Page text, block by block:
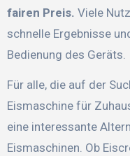
fairen Preis. Viele
schnelle Ergebnisse
Bedienung des Geräts.
Für alle, die auf der
Eismaschine für
eine interessante
Eismaschinen. Ob